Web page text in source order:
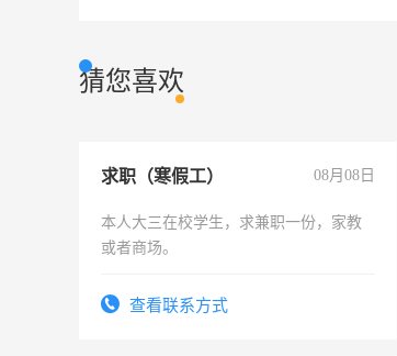
猜您喜欢
求职（寒假工） 08月08日
本人大三在校学生，求兼职一份，家教
或者商场。
查看联系方式